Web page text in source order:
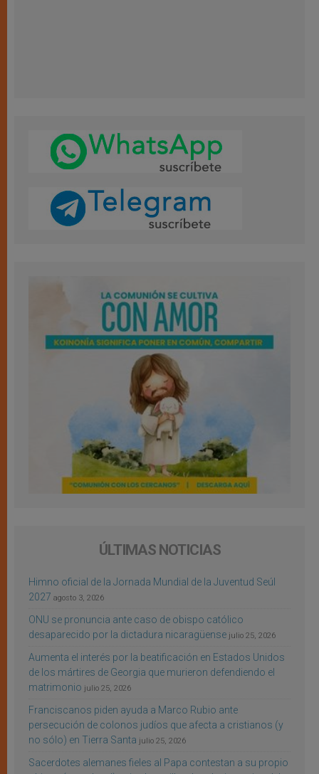
ÚLTIMAS NOTICIAS
Himno oficial de la Jornada Mundial de la Juventud Seúl
2027 agosto 3, 2026
ONU se pronuncia ante caso de obispo católico
desaparecido por la dictadura nicaragüense julio 25, 2026
Aumenta el interés por la beatificación en Estados Unidos
de los mártires de Georgia que murieron defendiendo el
matrimonio julio 25, 2026
Franciscanos piden ayuda a Marco Rubio ante
persecución de colonos judíos que afecta a cristianos (y
no sólo) en Tierra Santa julio 25, 2026
Sacerdotes alemanes fieles al Papa contestan a su propio